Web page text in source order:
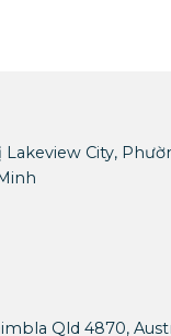
City,
Qld 4870,